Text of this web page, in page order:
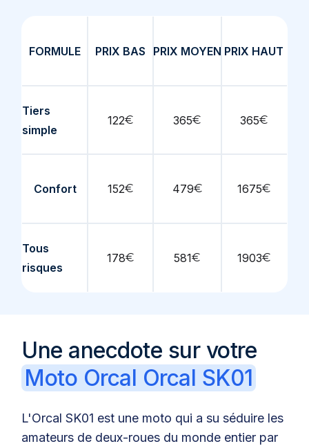
FORMULE PRIX BAS PRIX MOYEN PRIX HAUT
Tiers
simple
122€ 365€ 365€
Confort 152€ 479€ 1675€
Tous
risques
178€ 581€ 1903€
Une anecdote sur votre
Moto Orcal Orcal SK01
L'Orcal SK01 est une moto qui a su séduire les
amateurs de deux-roues du monde entier par